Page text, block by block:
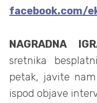
facebook.com/
NAGRADNA
sretnika
petak, javite
ispod objave